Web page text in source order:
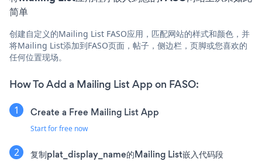
简单
创建自定义的Mailing List FASO应用，匹配网站的样式和颜色，并
将Mailing List添加到FASO页面，帖子，侧边栏，页脚或您喜欢的
任何位置现场。
How To Add a Mailing List App on FASO:
Create a Free Mailing List App
Start for free now
复制plat_display_name的Mailing List嵌入代码段